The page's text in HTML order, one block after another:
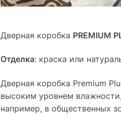
Дверная коробка PREMIUM
Отделка: краска или
Дверная коробка Premium
высоким уровнем
например, в общественных